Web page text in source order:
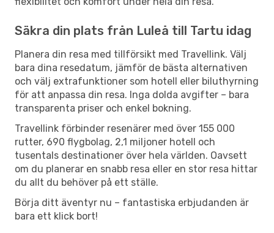
Säkra din plats från Luleå till Tartu idag
Planera din resa med tillförsikt med Travellink. Välj
bara dina resedatum, jämför de bästa alternativen
och välj extrafunktioner som hotell eller biluthyrning
för att anpassa din resa. Inga dolda avgifter – bara
transparenta priser och enkel bokning.
Travellink förbinder resenärer med över 155 000
rutter, 690 flygbolag, 2,1 miljoner hotell och
tusentals destinationer över hela världen. Oavsett
om du planerar en snabb resa eller en stor resa hittar
du allt du behöver på ett ställe.
Börja ditt äventyr nu – fantastiska erbjudanden är
bara ett klick bort!